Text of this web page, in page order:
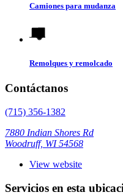
Camiones para mudanza
Remolques y remolcado
Contáctanos
(715) 356-1382
7880 Indian Shores Rd
Woodruff, WI 54568
View website
Servicios en esta